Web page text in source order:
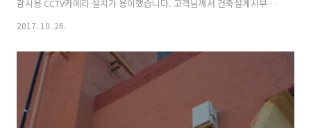
감시용 CCTV카메라 설치가 용이했습니다. 고객님께서 건축설계시부터
감시용 CCTV 설치를 포함함으로써 케이블이 외부 노출 없이 깔끔하게
고 앞마당이 넓어서 2.8mm렌즈를 사용하였습니다. 감시용 cctv카메라
는 200만화소 FULL HD(1080P)/야간 감시를 위해 스마트 적외선이 적
용되었으며 야간 감시 거리는 80M까지 야간에 감시할 수 있는 카메라를
설치 하였습니다. 대구CCTV설치업체 / 방범용 감시카메라 설치 전문업
체 뒷마당과 텃밭을 감시하기 위해 옥상 처마에 감시용 CCTV 설..
2017. 10. 26.